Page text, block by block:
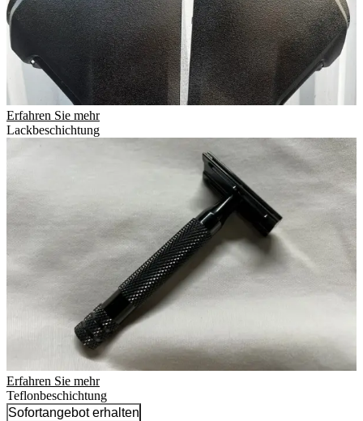
Erfahren Sie mehr
Lackbeschichtung
Erfahren Sie mehr
Teflonbeschichtung
Sofortangebot erhalten